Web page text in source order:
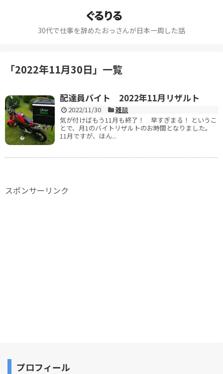
ぐるりる
30代で仕事を辞めたおっさんが日本一周した話
「2022年11月30日」 一覧
配達員バイト 2022年11月リザルト
2022/11/30
雑談
気が付けばもう11月も終了！ 早すぎまる！ というこ
とで、月1のバイトリザルトのお時間となりました。
11月ですが、ほん...
スポンサーリンク
プロフィール